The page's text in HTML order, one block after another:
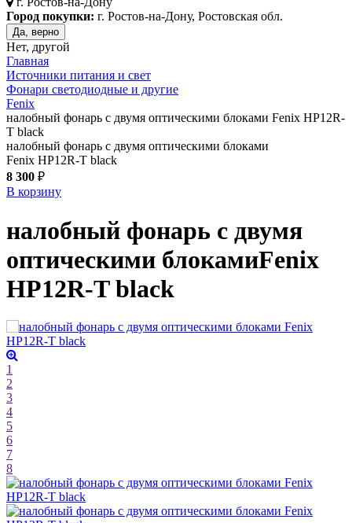
Город покупки: г. Ростов-на-Дону, Ростовская обл.
Да, верно
Нет, другой
Главная
Источники питания и свет
Фонари светодиодные и другие
Fenix
налобный фонарь с двумя оптическими блоками Fenix HP12R-
T black
налобный фонарь с двумя оптическими блоками
Fenix HP12R-T black
8 300 ₽
В корзину
налобный фонарь с двумя
оптическими блокамиFenix
HP12R-Tblack
1
2
3
4
5
6
7
8